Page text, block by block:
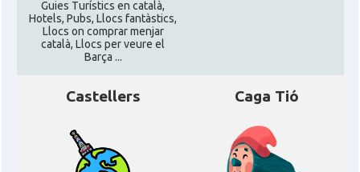
CAMON Catalans a New Orleans
CAMON Catalans a ORLANDO
Guies Turístics en català,
Hotels, Pubs, Llocs fantàstics,
Llocs on comprar menjar
català, Llocs per veure el
Barça ...
Castellers Caga Tió